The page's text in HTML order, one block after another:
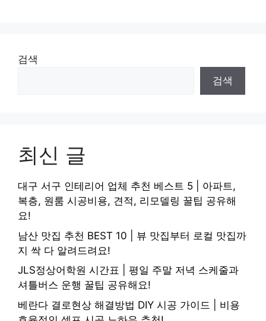
검색
검색
최신 글
대구 서구 인테리어 업체 추천 베스트 5 | 아파트,
복층, 원룸 시공비용, 견적, 리모델링 꿀팁 공유해
요!
남산 맛집 추천 BEST 10 | 뷰 맛집부터 로컬 맛집까
지 싹 다 알려드려요!
JLS정상어학원 시간표 | 평일 주말 저녁 스케줄과
셔틀버스 운행 꿀팁 공유해요!
베란다 결로현상 해결방법 DIY 시공 가이드 | 비용